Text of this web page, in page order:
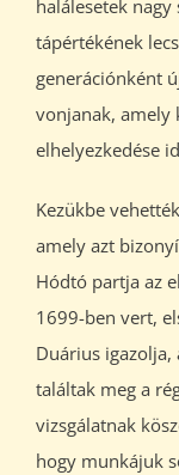
halálesetek
tápértékének
generációnként
vonjanak, amely
elhelyezkedése
Kezükbe
amely azt
Hódtó partja az
1699-ben vert,
Duárius
találtak meg a
vizsgálatnak
hogy munkájuk